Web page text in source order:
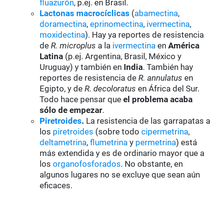
fluazurón, p.ej. en Brasil.
Lactonas macrocíclicas (abamectina,
doramectina,eprinomectina, ivermectina,
moxidectina). Hay ya reportes de resistencia
deR. microplus a la ivermectina enAmérica
Latina (p.ej. Argentina, Brasil, México y
Uruguay) y también en India. También hay
reportes de resistencia deR. annulatus en
Egipto, y deR. decoloratus en África del Sur.
Todo hace pensar queel problema acaba
sólo de empezar.
Piretroides. La resistencia de las garrapatas a
los piretroides (sobre todocipermetrina,
deltametrina,flumetrina y permetrina) está
más extendida y es de ordinario mayor que a
losorganofosforados. No obstante, en
algunos lugares no se excluye que sean aún
eficaces.